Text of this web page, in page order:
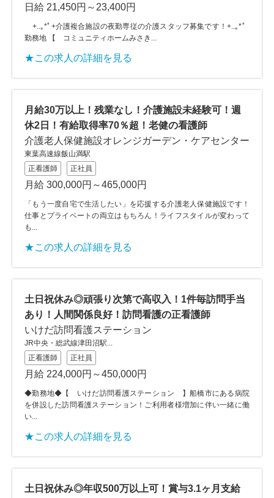
日給 21,450円～23,400円
+..｡*ﾟ+介護複合施設の夜勤専従の介護スタッフ募集です！+..｡*ﾟ
勤務地 【 コミュニティホームみさき...
★この求人の詳細を見る
月給30万以上！残業なし！介護施設未経験可！週
休2日！有給取得率70％超！老健の看護師
介護老人保健施設オレンジガーデン・ケアセンター
東葉高速線飯山満駅
正看護師
正社員
月給 300,000円～465,000円
「もう一度自宅で生活したい」を応援する介護老人保健施設です！
仕事とプライベートの両立はもちろん！ライフスタイルが変わって
も...
★この求人の詳細を見る
土日祝休み◎頑張り次第で高収入！1件毎訪問手当
あり！人間関係良好！訪問看護の正看護師
いけだ訪問看護ステーション
JR中央・総武線津田沼駅...
正看護師
正社員
月給 224,000円～450,000円
◆勤務地◆【 いけだ訪問看護ステーション 】船橋市にある病院
を併設した訪問看護ステーション！ご利用者様増加に伴い一緒に働
い...
★この求人の詳細を見る
土日祝休み◎年収500万以上可！賞与3.1ヶ月支給